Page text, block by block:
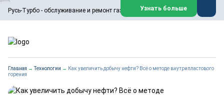
Русь-Турбо - обслуживание и ремонт газовых паровых турбин
ООО «Русь-Турбо» занимается сервисом газовых и паровых
турбин, комплексным ремонтом, восстановлением,
техническим обслуживанием оборудования ТЭС,
работают на нефтегазовых, нефтехимических,
металлургических и других предприятиях.
Реклама. ООО «Русь-Турбо», ИНН 7802588950
erid: F7NfYUJCUneVdwPs4znf
Перейти на сайт
Узнать больше
Главная →Технологии → Как увеличить добычу нефти? Всё о методе внутрипластового
горения